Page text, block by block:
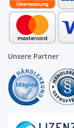
Unsere Partner